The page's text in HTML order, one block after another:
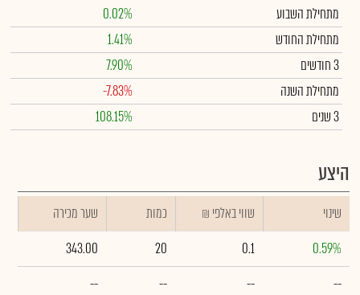
מתחילת השבוע
0.02%
מתחילת החודש
1.41%
3 חודשים
7.90%
מתחילת השנה
-7.83%
3 שנים
108.15%
היצע
שינוי ₪ שווי באלפי כמות
שער מכירה
0.59%
0.1
20
343.00
--
--
--
--